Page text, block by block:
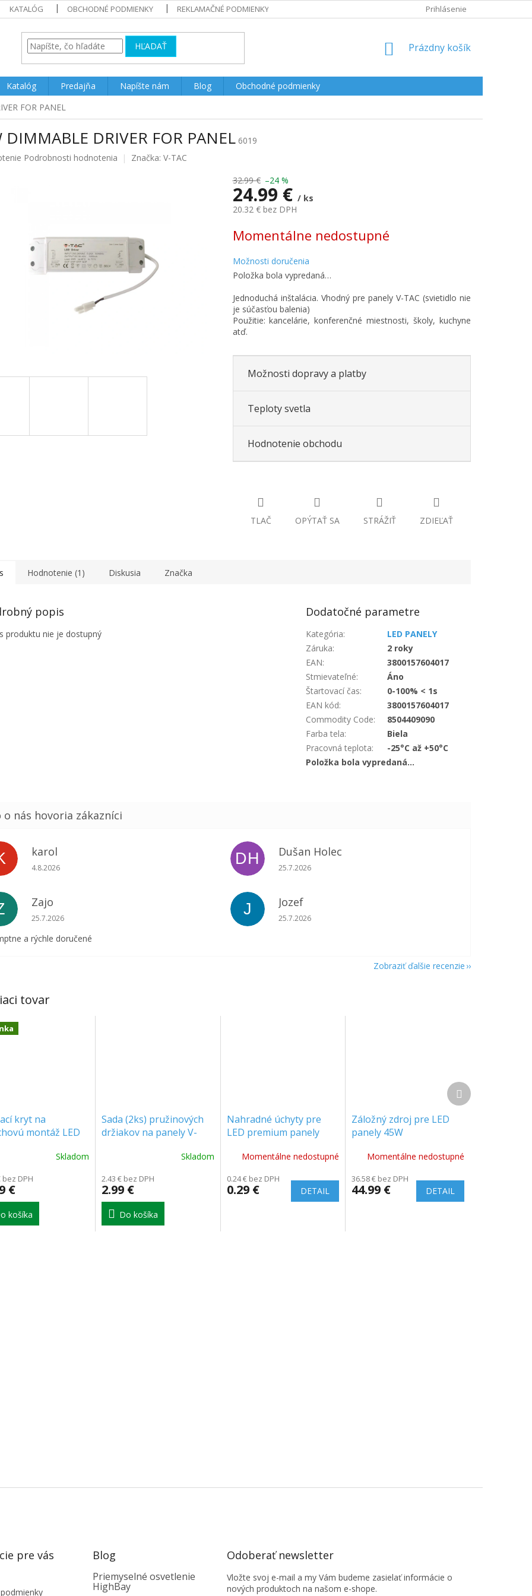
KATALÓG OBCHODNÉ PODMIENKY REKLAMAČNÉ PODMIENKY Prihlásenie
HĽADAŤ
NÁKUPNÝ
Prázdny košík
Katalóg Predajňa Napíšte nám Blog
Obchodné podmienky
FOR PANEL
DIMMABLE DRIVER FOR PANEL 6019
Podrobnosti hodnotenia Značka: V-TAC
32.99 € –24 %
24.99 € / ks
20.32 € bez DPH
cena:
Momentálne nedostupné
Možnosti doručenia
Položka bola vypredaná…
Jednoduchá inštalácia. Vhodný pre panely V-TAC (svietidlo nie
je súčasťou balenia)
Použitie: kancelárie, konferenčné miestnosti, školy, kuchyne
atď.
Možnosti dopravy a platby
Teploty svetla
Hodnotenie obchodu
TLAČ OPÝTAŤ SA STRÁŽIŤ ZDIEĽAŤ
tovar
kryt na
montáž LED
Skladom
bez DPH
€
košíka
Sada (2ks) pružinových
držiakov na panely V-
Skladom
2.43 € bez DPH
2.99 €
Do košíka
Nahradné úchyty pre
LED premium panely
Momentálne nedostupné
0.24 € bez DPH
0.29 € DETAIL
Záložný zdroj pre LED
panely 45W
Momentálne nedostupné
36.58 € bez DPH
44.99 € DETAIL
Ďalší
produkt
Hodnotenie (1) Diskusia Značka
popis
produktu nie je dostupný
Dodatočné parametre
Kategória:
LED PANELY
Záruka:
2 roky
EAN:
3800157604017
Stmievateľné:
Áno
Štartovací čas:
0-100% < 1s
EAN kód:
3800157604017
Commodity Code:
8504409090
Farba tela:
Biela
Pracovná teplota:
-25°C až +50°C
Položka bola vypredaná…
karol
Hodnotenie obchodu je 5 z 5 hviezdičiek.
4.8.2026
DH Dušan Holec
Hodnotenie obchodu je 5 z 5 hviezdičiek.
25.7.2026
Zajo
Hodnotenie obchodu je 5 z 5 hviezdičiek.
25.7.2026
a rýchle doručené
J Jozef
Hodnotenie obchodu je 5 z 5 hviezdičiek.
25.7.2026
Zobraziť ďalšie recenzie
pre vás Blog
Priemyselné osvetlenie
HighBay
Odoberať newsletter
Vložte svoj e-mail a my Vám budeme zasielať informácie o
nových produktoch na našom e-shope.